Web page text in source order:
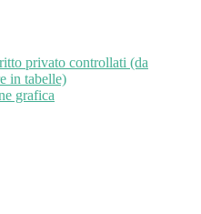
privato controllati (da
in tabelle)
grafica